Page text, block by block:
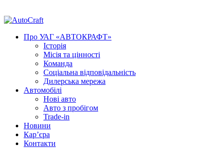
Про УАГ «АВТОКРАФТ»
Історія
Місія та цінності
Команда
Соціальна відповідальність
Дилерська мережа
Автомобілі
Нові авто
Авто з пробігом
Trade-in
Новини
Кар’єра
Контакти